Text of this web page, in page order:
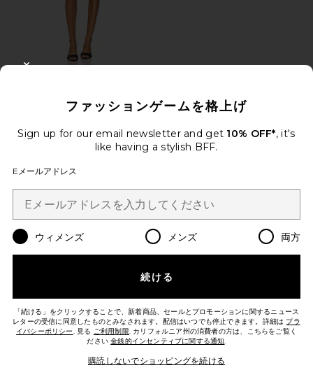
$249
Favorite NARGIS ドレス
NARGIS ドレス
ファッションゲームを格上げ
Sign up for our email newsletter and get 10% OFF*, it's
like having a stylish BFF.
Eメールアドレス
ウィメンズ メンズ 両方
続ける
「続ける」をクリックすることで、新着商品、セールとプロモーションに関するニュース
レターの受信に同意したものとみなされます。配信はいつでも停止できます。詳細は プラ
イバシーポリシー. 見る ご利用制限. カリフォルニア州の消費者の方は、こちらをご覧く
ださい金銭的インセンティブに関する通知.
購読しないでショッピングを続ける